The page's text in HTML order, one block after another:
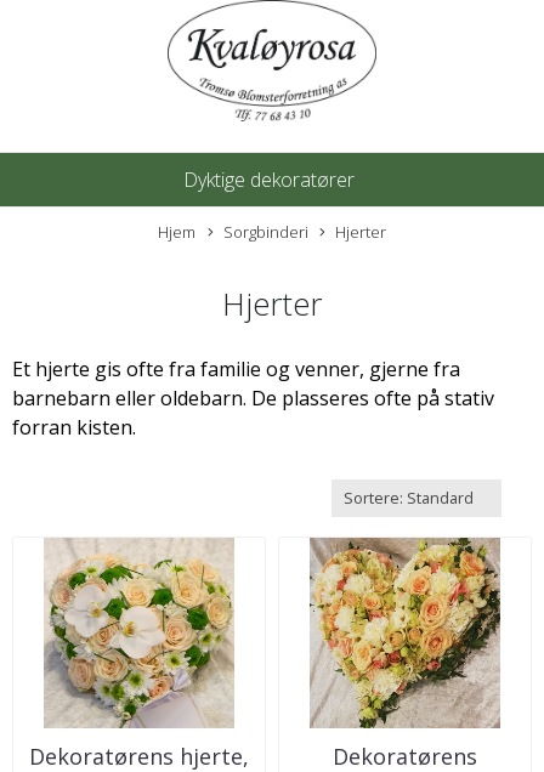
Dyktige dekoratører
Hjem Sorgbinderi Hjerter
Hjerter
Et hjerte gis ofte fra familie og venner, gjerne fra
barnebarn eller oldebarn. De plasseres ofte på stativ
forran kisten.
Dekoratørens hjerte,
Dekoratørens